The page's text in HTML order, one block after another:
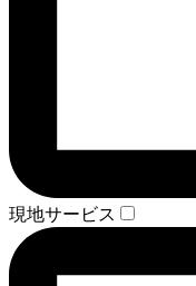
現地サービス